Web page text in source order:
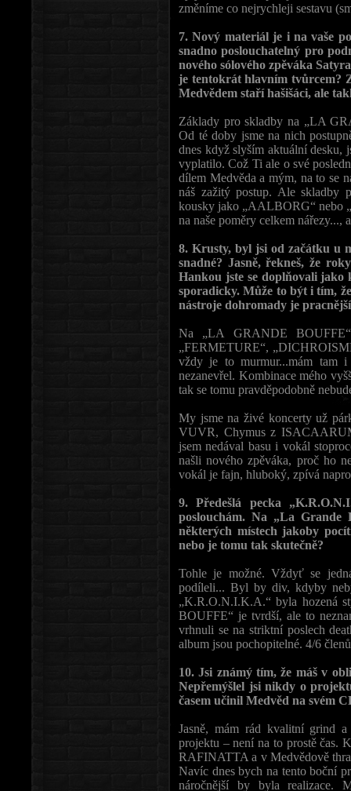
změníme co nejrychleji sestavu
7. Nový materiál je i na vaše
snadno poslouchatelný pro
nového sólového zpěváka
je tentokrát hlavním tvůrcem?
Medvědem staří hašišáci, ale
Základy pro skladby na „LA
Od té doby jsme na nich
dnes když slyším aktuální desku,
vyplatilo. Což Ti ale o své
dílem Medvěda a mým, na to se
náš zažitý postup. Ale skladby
kousky jako „AALBORG“ nebo
na naše poměry celkem nářezy...,
8. Krusty, byl jsi od začátku u
snadné? Jasně, řekneš, že
Hankou jste se doplňovali jako
sporadicky. Může to být i tím,
nástroje dohromady je
Na „LA GRANDE
„FERMETURE“,
vždy je to murmur...mám tam
nezanevřel. Kombinace mého
tak se tomu pravděpodobně
My jsme na živé koncerty už
VUVR, Chymus z
jsem nedával basu i vokál
našli nového zpěváka, proč ho
vokál je fajn, hluboký, zpívá
9. Předešlá pecka
poslouchám. Na „La Grande
některých místech jakoby
nebo je tomu tak skutečně?
Tohle je možné. Vždyť se
podíleli... Byl by div, kdyby
„K.R.O.N.I.K.A.“ byla hozená
BOUFFE“ je tvrdší, ale to
vrhnuli se na striktní poslech
album jsou pochopitelné. 4/6
10. Jsi známý tím, že máš v
Nepřemýšlel jsi nikdy o
časem učinil Medvěd na svém
Jasně, mám rád kvalitní grind
projektu – není na to prostě čas.
RAFINATTA a v Medvědově
Navíc dnes bych na tento boční
náročnější by byla realizace.